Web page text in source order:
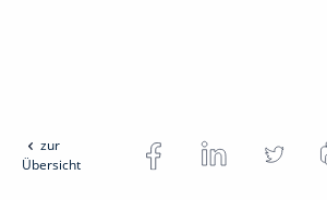
zur
Übersicht